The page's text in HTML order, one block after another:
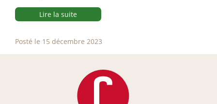
Lire la suite
Posté le 15 décembre 2023